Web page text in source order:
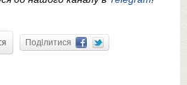
Поділитися